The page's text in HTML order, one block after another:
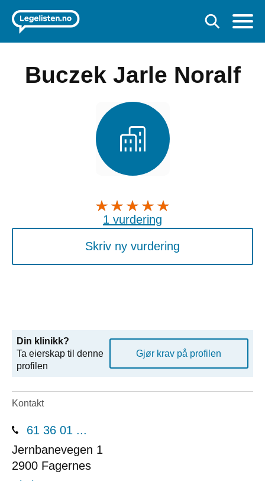
Buczek Jarle Noralf
1 vurdering
Skriv ny vurdering
Din klinikk?
Ta eierskap til denne
profilen
Gjør krav på profilen
Kontakt
61 36 01 ...
Jernbanevegen 1
2900 Fagernes